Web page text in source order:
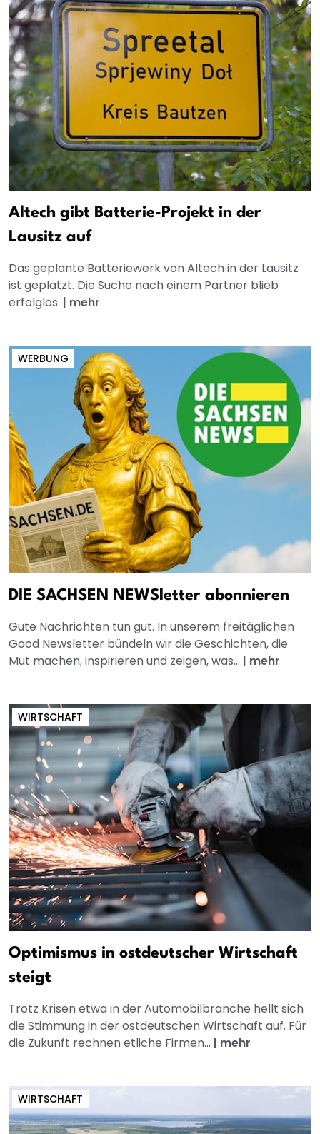
Altech gibt Batterie-Projekt in der
Lausitz auf
Das geplante Batteriewerk von Altech in der Lausitz
ist geplatzt. Die Suche nach einem Partner blieb
erfolglos. | mehr
WERBUNG
DIE SACHSEN NEWSletter abonnieren
Gute Nachrichten tun gut. In unserem freitäglichen
Good Newsletter bündeln wir die Geschichten, die
Mut machen, inspirieren und zeigen, was... | mehr
WIRTSCHAFT
Optimismus in ostdeutscher Wirtschaft
steigt
Trotz Krisen etwa in der Automobilbranche hellt sich
die Stimmung in der ostdeutschen Wirtschaft auf. Für
die Zukunft rechnen etliche Firmen... | mehr
WIRTSCHAFT